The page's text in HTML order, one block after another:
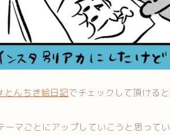
とんちき絵日記でチェックして頂ける
ーマごとにアップしていこうと思って